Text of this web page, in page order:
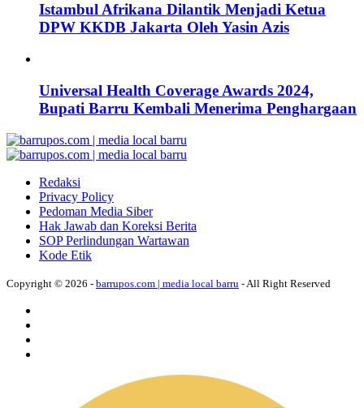
Istambul Afrikana Dilantik Menjadi Ketua
DPW KKDB Jakarta Oleh Yasin Azis
Universal Health Coverage Awards 2024,
Bupati Barru Kembali Menerima Penghargaan
Redaksi
Privacy Policy
Pedoman Media Siber
Hak Jawab dan Koreksi Berita
SOP Perlindungan Wartawan
Kode Etik
Copyright © 2026 - barrupos.com | media local barru - All Right Reserved